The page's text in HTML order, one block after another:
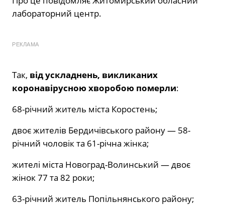
лабораторний центр.
РЕКЛАМА
Так, від ускладнень, викликаних
коронавірусною хворобою померли:
68-річний житель міста Коростень;
двоє жителів Бердичівського району — 58-
річний чоловік та 61-річна жінка;
жителі міста Новоград-Волинський — двоє
жінок 77 та 82 роки;
63-річний житель Попільнянського району;